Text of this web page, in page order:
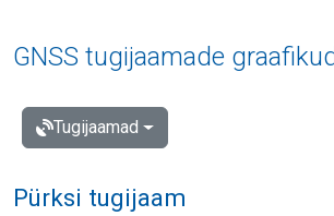
GNSS tugijaamade graafikud
Tugijaamad
Pürksi tugijaam